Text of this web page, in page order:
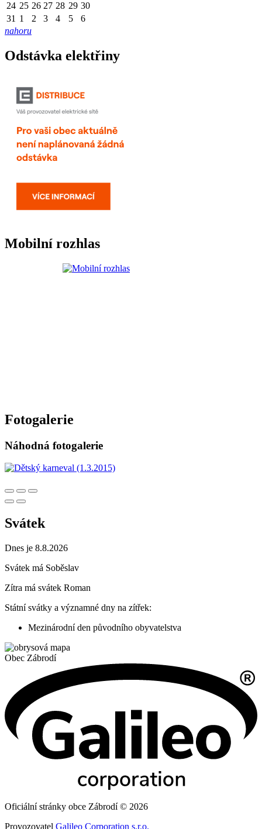
24 25 26 27 28 29 30
31 1 2 3 4 5
6
nahoru
Odstávka elektřiny
Mobilní rozhlas
Fotogalerie
Náhodná fotogalerie
Svátek
Dnes je 8.8.2026
Svátek má Soběslav
Zítra má svátek Roman
Státní svátky a významné dny na zítřek:
Mezinárodní den původního obyvatelstva
Obec Zábrodí
Oficiální stránky obce Zábrodí © 2026
Provozovatel Galileo Corporation s.r.o.